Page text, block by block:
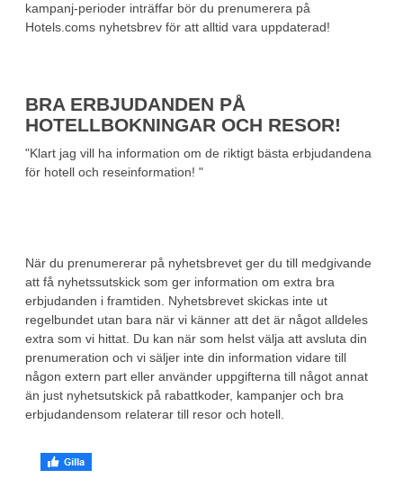
kampanj-perioder inträffar bör du prenumerera på
Hotels.coms nyhetsbrev för att alltid vara uppdaterad!
BRA ERBJUDANDEN PÅ
HOTELLBOKNINGAR OCH RESOR!
"Klart jag vill ha information om de riktigt bästa erbjudandena
för hotell och reseinformation! "
När du prenumererar på nyhetsbrevet ger du till medgivande
att få nyhetssutskick som ger information om extra bra
erbjudanden i framtiden. Nyhetsbrevet skickas inte ut
regelbundet utan bara när vi känner att det är något alldeles
extra som vi hittat. Du kan när som helst välja att avsluta din
prenumeration och vi säljer inte din information vidare till
någon extern part eller använder uppgifterna till något annat
än just nyhetsutskick på rabattkoder, kampanjer och bra
erbjudandensom relaterar till resor och hotell.